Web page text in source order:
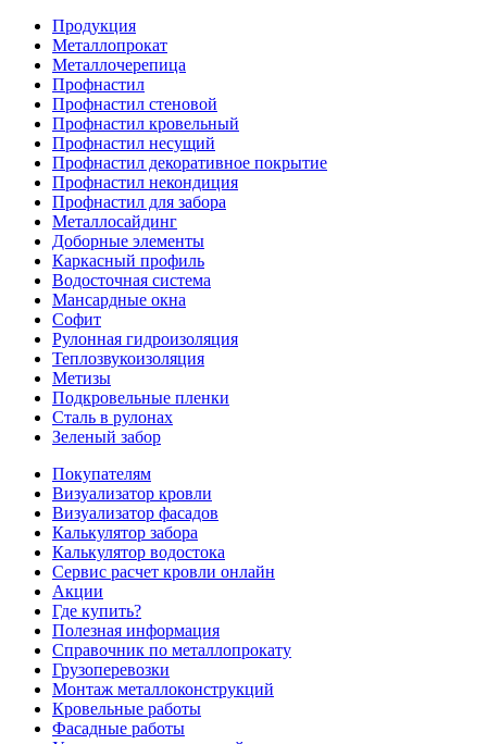
Продукция
Металлопрокат
Металлочерепица
Профнастил
Профнастил стеновой
Профнастил кровельный
Профнастил несущий
Профнастил декоративное покрытие
Профнастил некондиция
Профнастил для забора
Металлосайдинг
Доборные элементы
Каркасный профиль
Водосточная система
Мансардные окна
Софит
Рулонная гидроизоляция
Теплозвукоизоляция
Метизы
Подкровельные пленки
Сталь в рулонах
Зеленый забор
Покупателям
Визуализатор кровли
Визуализатор фасадов
Калькулятор забора
Калькулятор водостока
Сервис расчет кровли онлайн
Акции
Где купить?
Полезная информация
Справочник по металлопрокату
Грузоперевозки
Монтаж металлоконструкций
Кровельные работы
Фасадные работы